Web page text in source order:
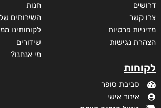
דרושים
צרו קשר
מדיניות פרטיות
הצהרת נגישות
לקוחות
סביבת סופר
איזור אישי
חנות
השירותים
לקוחותינו
שידורים
מי אנחנו?